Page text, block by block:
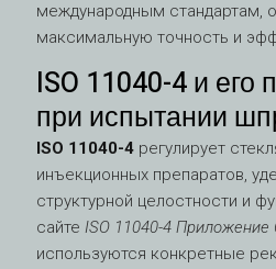
международным стандартам,
максимальную точность и
ISO 11040-4 и его
при испытании
ISO 11040-4 регулирует
инъекционных препаратов,
структурной целостности и
сайтеISO 11040-4 Приложение
используются конкретные